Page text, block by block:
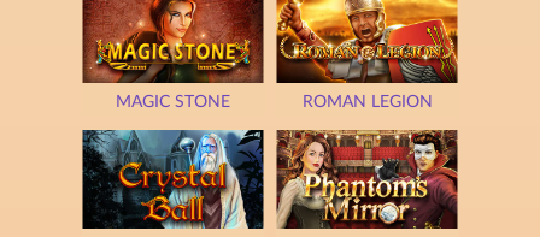
MAGIC STONE ROMAN LEGION